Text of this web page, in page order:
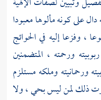
على كونه مألوها معبودا
، وفزعا إليه في الحوائج
ورحمته ، المتضمنين
ورحمانيته وملكه مستلزم
ذلك لمن ليس بحي ، ولا